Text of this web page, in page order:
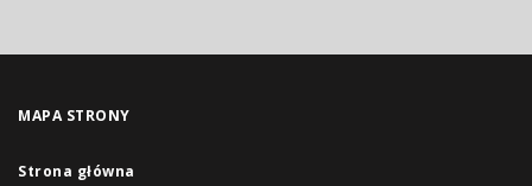
MAPA STRONY
Strona główna